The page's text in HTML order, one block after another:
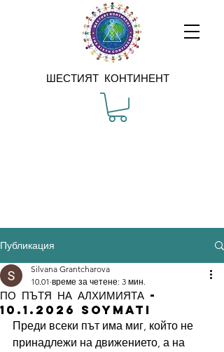
ШЕСТИЯТ КОНТИНЕНТ
Публикация
ПО ПЪТЯ НА АЛХИМИЯТА -
10.1.2026 soymati
Silvana Grantcharova
10.01 време за четене: 3 мин.
Преди всеки път има миг, който не
принадлежи на движението, а на